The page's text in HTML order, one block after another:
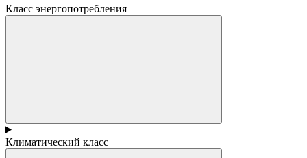
Класс энергопотребления
Климатический класс